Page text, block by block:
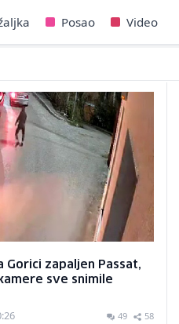
Posao Video
Gorici zapaljen Passat,
sve snimile
49 58